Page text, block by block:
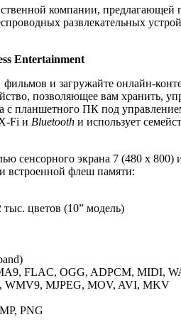
компании,
развлекательных
Entertainment
и загружайте онлайн-
позволяющее вам хранить,
с планшетного ПК под
Fi и Bluetooth и использует
сенсорного экрана 7 (480 x
встроенной флеш памяти:
цветов (10” модель)
FLAC, OGG, ADPCM, MIDI,
WMV9, MJPEG, MOV, AVI, MKV
PNG